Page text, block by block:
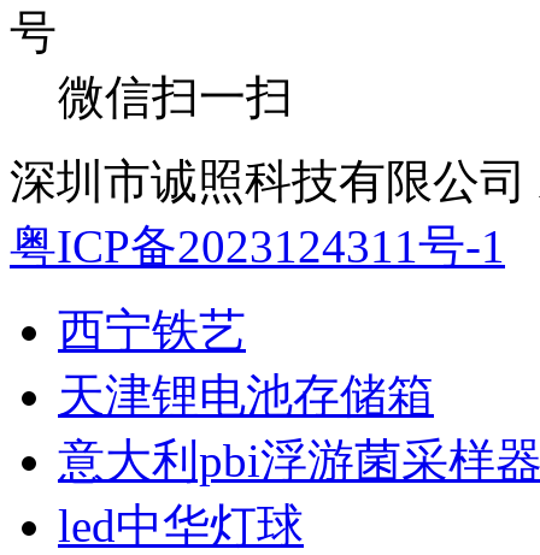
微信扫一扫
深圳市诚照科技有限公
粤ICP备2023124311号-1
西宁铁艺
天津锂电池存储箱
意大利pbi浮游菌采样
led中华灯球